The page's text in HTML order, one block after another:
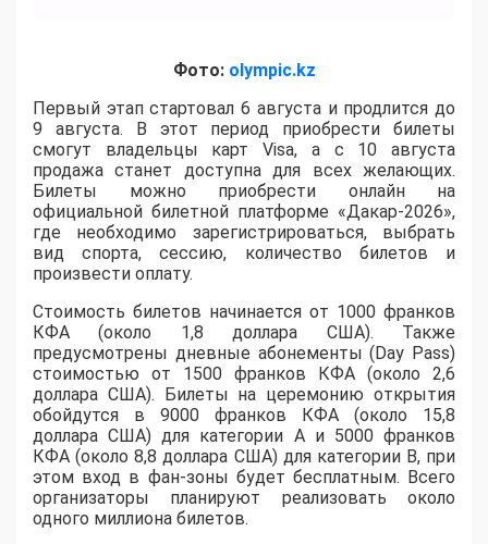
Фото: olympic.kz
Первый этап стартовал 6 августа и продлится до
9 августа. В этот период приобрести билеты
смогут владельцы карт Visa, а с 10 августа
продажа станет доступна для всех желающих.
Билеты можно приобрести онлайн на
официальной билетной платформе «Дакар-2026»,
где необходимо зарегистрироваться, выбрать
вид спорта, сессию, количество билетов и
произвести оплату.
Стоимость билетов начинается от 1000 франков
КФА (около 1,8 доллара США). Также
предусмотрены дневные абонементы (Day Pass)
стоимостью от 1500 франков КФА (около 2,6
доллара США). Билеты на церемонию открытия
обойдутся в 9000 франков КФА (около 15,8
доллара США) для категории A и 5000 франков
КФА (около 8,8 доллара США) для категории B, при
этом вход в фан-зоны будет бесплатным. Всего
организаторы планируют реализовать около
одного миллиона билетов.